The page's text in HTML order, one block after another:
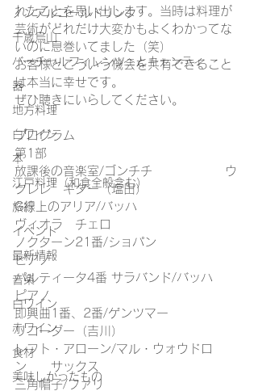
ノンアルコールドリンク
千歳烏山
バーチャルフィレンツェとキャンティ
器
地方料理
白ワイン
本
江戸料理（和食全般含む）
旅行
イベント
最新情報
音楽
白ワイン
赤ワイン
食材
美味しかったもの
れたことを思い出します。当時は料理が
芸術がどれだけ大変かもよくわかってな
いのに息巻いてました（笑）
お客様とこういう機会を共有できること
は本当に幸せです。
ぜひ聴きにいらしてください。
プログラム
第1部
放課後の音楽室/ゴンチチ　　　　　　ウ
クレレ　ギター（塩田）
G線上のアリア/バッハ
ヴィオラ　チェロ
ノクターン21番/ショパン
ピアノ
パルティータ4番 サラバンド/バッハ
ピアノ
即興曲1番、2番/ゲンツマー
リコーダー（吉川）
レフト・アローン/マル・ウォウドロ
ン　　サックス
三角帽子/ファリ